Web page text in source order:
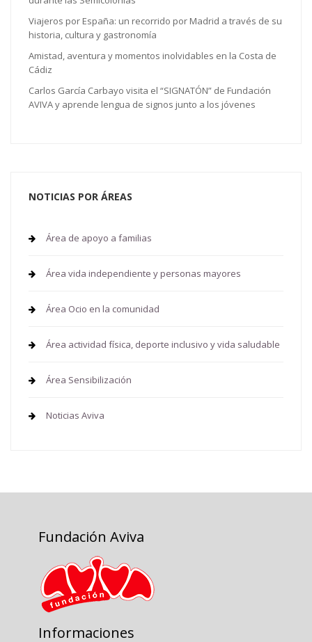
Viajeros por España: un recorrido por Madrid a través de su
historia, cultura y gastronomía
Amistad, aventura y momentos inolvidables en la Costa de
Cádiz
Carlos García Carbayo visita el “SIGNATÓN” de Fundación
AVIVA y aprende lengua de signos junto a los jóvenes
NOTICIAS POR ÁREAS
Área de apoyo a familias
Área vida independiente y personas mayores
Área Ocio en la comunidad
Área actividad física, deporte inclusivo y vida saludable
Área Sensibilización
Noticias Aviva
Fundación Aviva
Informaciones